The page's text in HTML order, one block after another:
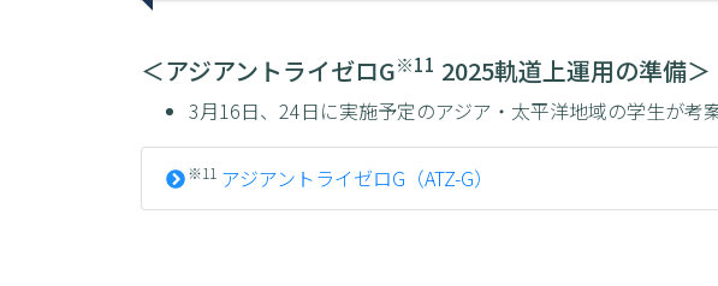
＜アジアントライゼロG※11 2025軌道上運用の準備＞
3月16日、24日に実施予定のアジア・太平洋地域の学生が考
※11 アジアントライゼロG（ATZ-G）